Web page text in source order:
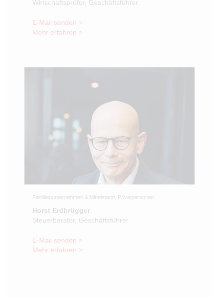
Wirtschaftsprüfer, Geschäftsführer
E-Mail senden >
Mehr erfahren >
Familienunternehmen & Mittelstand, Privatpersonen
Horst Erdbrügger
Steuerberater, Geschäftsführer
E-Mail senden >
Mehr erfahren >